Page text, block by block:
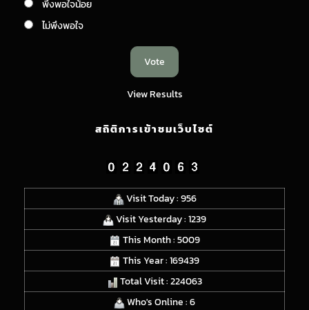
พึงพอใจน้อย
ไม่พึงพอใจ
View Results
สถิติการเข้าชมเว็บไซต์
Visit Today : 956
Visit Yesterday : 1239
This Month : 5009
This Year : 169439
Total Visit : 224063
Who's Online : 6